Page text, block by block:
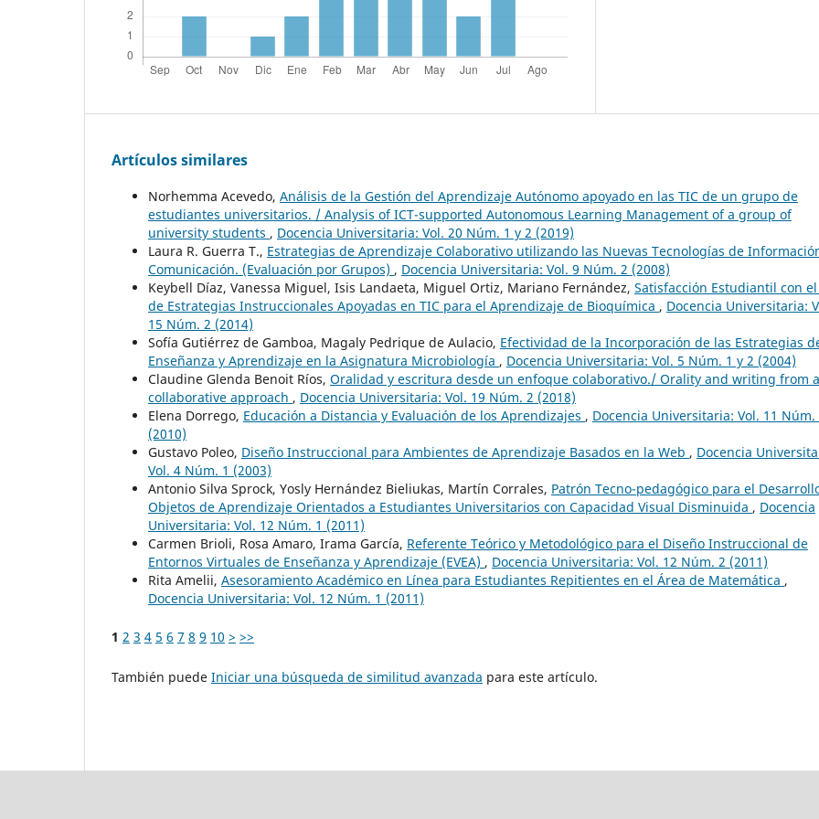
Artículos similares
Norhemma Acevedo, Análisis de la Gestión del Aprendizaje Autónomo apoyado en las TIC de un grupo de
estudiantes universitarios. / Analysis of ICT-supported Autonomous Learning Management of a group of
university students , Docencia Universitaria: Vol. 20 Núm. 1 y 2 (2019)
Laura R. Guerra T., Estrategias de Aprendizaje Colaborativo utilizando las Nuevas Tecnologías de
Comunicación. (Evaluación por Grupos) , Docencia Universitaria: Vol. 9 Núm. 2 (2008)
Keybell Díaz, Vanessa Miguel, Isis Landaeta, Miguel Ortiz, Mariano Fernández, Satisfacción Estudiantil con
de Estrategias Instruccionales Apoyadas en TIC para el Aprendizaje de Bioquímica , Docencia Universitaria:
15 Núm. 2 (2014)
Sofía Gutiérrez de Gamboa, Magaly Pedrique de Aulacio, Efectividad de la Incorporación de las Estrategias
Enseñanza y Aprendizaje en la Asignatura Microbiología , Docencia Universitaria: Vol. 5 Núm. 1 y 2 (2004)
Claudine Glenda Benoit Ríos, Oralidad y escritura desde un enfoque colaborativo./ Orality and writing from a
collaborative approach , Docencia Universitaria: Vol. 19 Núm. 2 (2018)
Elena Dorrego, Educación a Distancia y Evaluación de los Aprendizajes , Docencia Universitaria: Vol. 11 Núm.
(2010)
Gustavo Poleo, Diseño Instruccional para Ambientes de Aprendizaje Basados en la Web , Docencia
Vol. 4 Núm. 1 (2003)
Antonio Silva Sprock, Yosly Hernández Bieliukas, Martín Corrales, Patrón Tecno-pedagógico para el
Objetos de Aprendizaje Orientados a Estudiantes Universitarios con Capacidad Visual Disminuida , Docencia
Universitaria: Vol. 12 Núm. 1 (2011)
Carmen Brioli, Rosa Amaro, Irama García, Referente Teórico y Metodológico para el Diseño Instruccional de
Entornos Virtuales de Enseñanza y Aprendizaje (EVEA) , Docencia Universitaria: Vol. 12 Núm. 2 (2011)
Rita Amelii, Asesoramiento Académico en Línea para Estudiantes Repitientes en el Área de Matemática ,
Docencia Universitaria: Vol. 12 Núm. 1 (2011)
1 2 3 4 5 6 7 8 9 10 > >>
También puede Iniciar una búsqueda de similitud avanzada para este artículo.